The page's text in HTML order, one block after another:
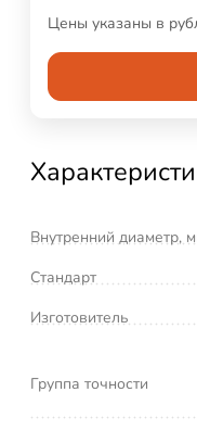
Цены указаны в
Внутренний диаметр,
Стандарт
Изготовитель
Группа точности